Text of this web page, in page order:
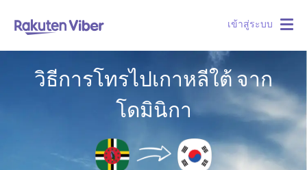
เข้าสู่ระบบ
วิธีการโทรไปเกาหลีใต้ จาก
โดมินิกา